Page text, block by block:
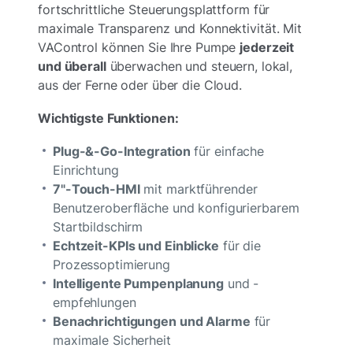
fortschrittliche Steuerungsplattform für
maximale Transparenz und Konnektivität. Mit
VAControl können Sie Ihre Pumpe jederzeit
und überallüberwachen und steuern, lokal,
aus der Ferne oder über die Cloud.
Wichtigste Funktionen:
Plug-&-Go-Integration für einfache
Einrichtung
7"-Touch-HMImit marktführender
Benutzeroberfläche und konfigurierbarem
Startbildschirm
Echtzeit-KPIs und Einblicke für die
Prozessoptimierung
Intelligente Pumpenplanungund -
empfehlungen
Benachrichtigungen und Alarme für
maximale Sicherheit